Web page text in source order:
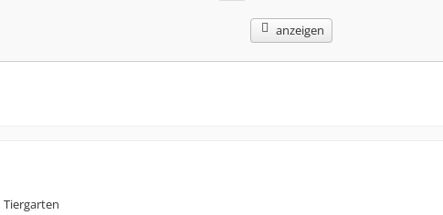
anzeigen
Tiergarten